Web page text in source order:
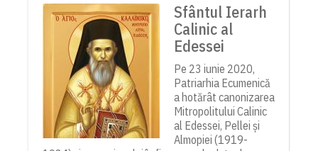
Sfântul Ierarh
Calinic al
Edessei
Pe 23 iunie 2020,
Patriarhia Ecumenică
a hotărât canonizarea
Mitropolitului Calinic
al Edessei, Pellei și
Almopiei (1919-